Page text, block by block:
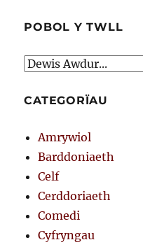
POBOL Y TWLL
CATEGORÏAU
Amrywiol
Barddoniaeth
Celf
Cerddoriaeth
Comedi
Cyfryngau